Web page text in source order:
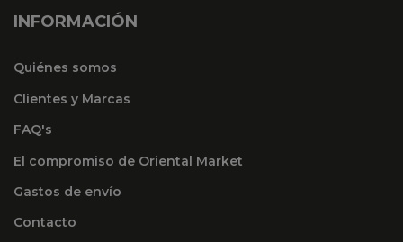
INFORMACIÓN
Quiénes somos
Clientes y Marcas
FAQ's
El compromiso de Oriental Market
Gastos de envío
Contacto